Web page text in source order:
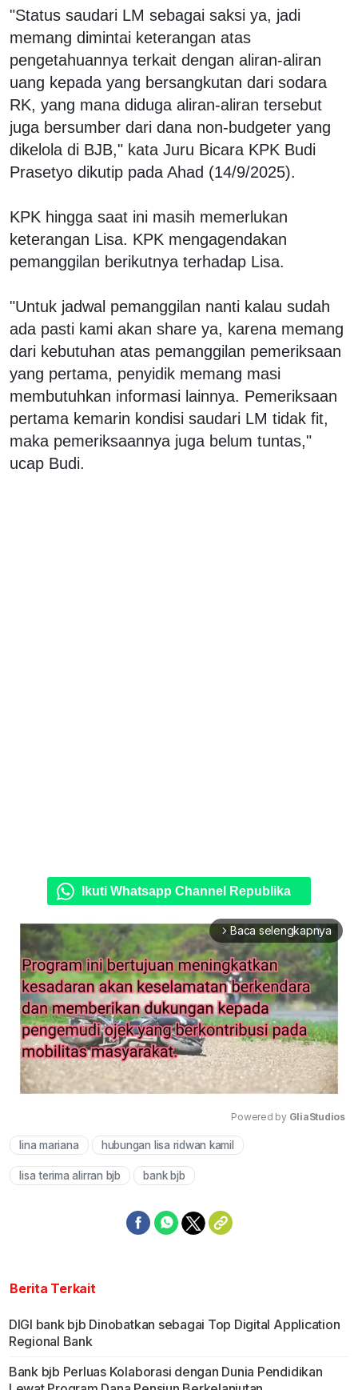
"Status saudari LM sebagai saksi ya, jadi
memang dimintai keterangan atas
pengetahuannya terkait dengan aliran-aliran
uang kepada yang bersangkutan dari sodara
RK, yang mana diduga aliran-aliran tersebut
juga bersumber dari dana non-budgeter yang
dikelola di BJB," kata Juru Bicara KPK Budi
Prasetyo dikutip pada Ahad (14/9/2025).
KPK hingga saat ini masih memerlukan
keterangan Lisa. KPK mengagendakan
pemanggilan berikutnya terhadap Lisa.
"Untuk jadwal pemanggilan nanti kalau sudah
ada pasti kami akan share ya, karena memang
dari kebutuhan atas pemanggilan pemeriksaan
yang pertama, penyidik memang masi
membutuhkan informasi lainnya. Pemeriksaan
pertama kemarin kondisi saudari LM tidak fit,
maka pemeriksaannya juga belum tuntas,"
ucap Budi.
Ikuti Whatsapp Channel Republika
arrow_forward_ios Baca selengkapnya
Powered by GliaStudios
lina mariana hubungan lisa ridwan kamil
lisa terima alirran bjb bank bjb
Berita Terkait
DIGI bank bjb Dinobatkan sebagai Top Digital Application
Regional Bank
Bank bjb Perluas Kolaborasi dengan Dunia Pendidikan